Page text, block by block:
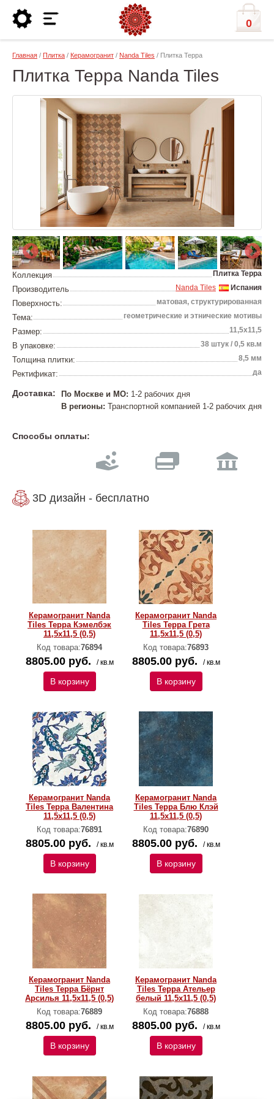
0
Главная / Плитка / Керамогранит / Nanda Tiles / Плитка Терра
Плитка Терра Nanda Tiles
Коллекция Плитка Терра
Производитель Испания
Nanda Tiles
Поверхность: матовая, структурированная
Тема: геометрические и этнические мотивы
Размер: 11,5x11,5
В упаковке: 38 штук / 0,5 кв.м
Толщина плитки: 8,5 мм
Ректификат: да
Доставка: По Москве и МО: 1-2 рабочих дня
В регионы: Транспортной компанией 1-2 рабочих дня
Способы оплаты:
3D дизайн - бесплатно
Керамогранит Nanda
Tiles Терра Кэмелбэк
11,5x11,5 (0,5)
Код товара:76894
8805.00 руб. / кв.м
В корзину
Керамогранит Nanda
Tiles Терра Грета
11,5x11,5 (0,5)
Код товара:76893
8805.00 руб. / кв.м
В корзину
Керамогранит Nanda
Tiles Терра Валентина
11,5x11,5 (0,5)
Код товара:76891
8805.00 руб. / кв.м
В корзину
Керамогранит Nanda
Tiles Терра Блю Клэй
11,5x11,5 (0,5)
Код товара:76890
8805.00 руб. / кв.м
В корзину
Керамогранит Nanda
Tiles Терра Бёрнт
Арсилья 11,5x11,5 (0,5)
Код товара:76889
8805.00 руб. / кв.м
В корзину
Керамогранит Nanda
Tiles Терра Ательер
белый 11,5x11,5 (0,5)
Код товара:76888
8805.00 руб. / кв.м
В корзину